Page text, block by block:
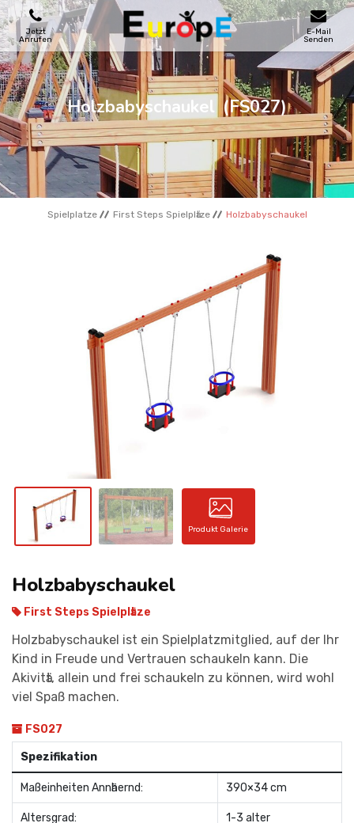
Jetzt
Anrufen
E-Mail
Senden
SPIELPLATZE
SKATEPARKS
HOLZHӒUSER
STADTMOBEL
Holzbabyschaukel (FS027)
Spielplatze First Steps Spielplӓtze Holzbabyschaukel
Produkt Galerie
Holzbabyschaukel
First Steps Spielplӓtze
Holzbabyschaukel ist ein Spielplatzmitglied, auf der Ihr
Kind in Freude und Vertrauen schaukeln kann. Die
Akivitӓt, allein und frei schaukeln zu können, wird wohl
viel Spaß machen.
FS027
Spezifikation
Maßeinheiten Annӓhernd: 390×34 cm
Altersgrad: 1-3 alter